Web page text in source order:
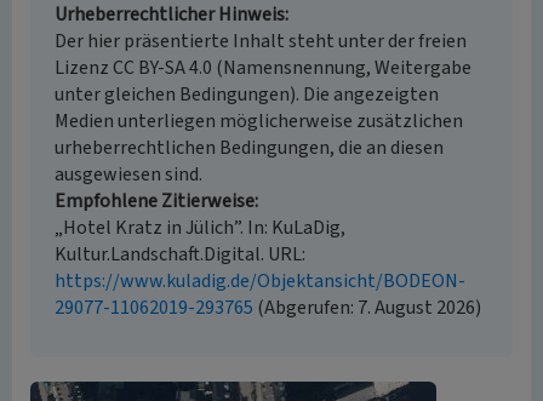
Urheberrechtlicher Hinweis
Der hier präsentierte Inhalt steht unter der freien
Lizenz CC BY-SA 4.0 (Namensnennung, Weitergabe
unter gleichen Bedingungen). Die angezeigten
Medien unterliegen möglicherweise zusätzlichen
urheberrechtlichen Bedingungen, die an diesen
ausgewiesen sind.
Empfohlene Zitierweise
„Hotel Kratz in Jülich”. In: KuLaDig,
Kultur.Landschaft.Digital. URL:
https://www.kuladig.de/Objektansicht/BODEON-
29077-11062019-293765 (Abgerufen: 7. August 2026)